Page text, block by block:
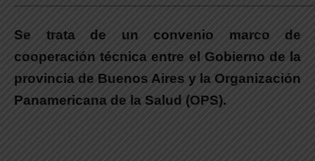
Se trata de un convenio marco de
cooperación técnica entre el Gobierno de la
provincia de Buenos Aires y la Organización
Panamericana de la Salud (OPS).